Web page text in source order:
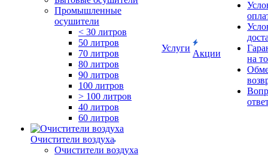
Промышленные
осушители
< 30 литров
50 литров
70 литров
80 литров
90 литров
100 литров
> 100 литров
40 литров
60 литров
Очистители воздуха
Очистители воздуха
Услуги
Акции
на